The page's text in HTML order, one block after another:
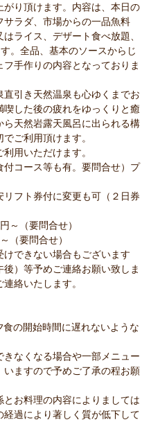
り頂けます。内容は、本日の
ラダ、市場からの一品魚料
ライス、デザート食べ放題、
。全品、基本のソースからじ
手作りの内容となっておりま
引き天然温泉も心ゆくまでお
した後の疲れをゆっくりと癒
ら天然岩露天風呂に出られる構
ご利用頂けます。
用いただけます。
付コース等も有。要問合せ）プ
リフト券付に変更も可（２日券
～（要問合せ）
（要問合せ）
できない場合もございます
）等予めご連絡お願い致しま
絡いたします。
の開始時間に遅れないような
なくなる場合や一部メニュー
ますので予めご了承の程お願
とお料理の内容によりましては
過により著しく質が低下して